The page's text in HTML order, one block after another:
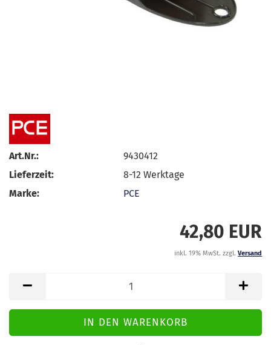
Art.Nr.:
9430412
Lieferzeit:
8-12 Werktage
Marke:
PCE
42,80 EUR
inkl. 19% MwSt. zzgl. Versand